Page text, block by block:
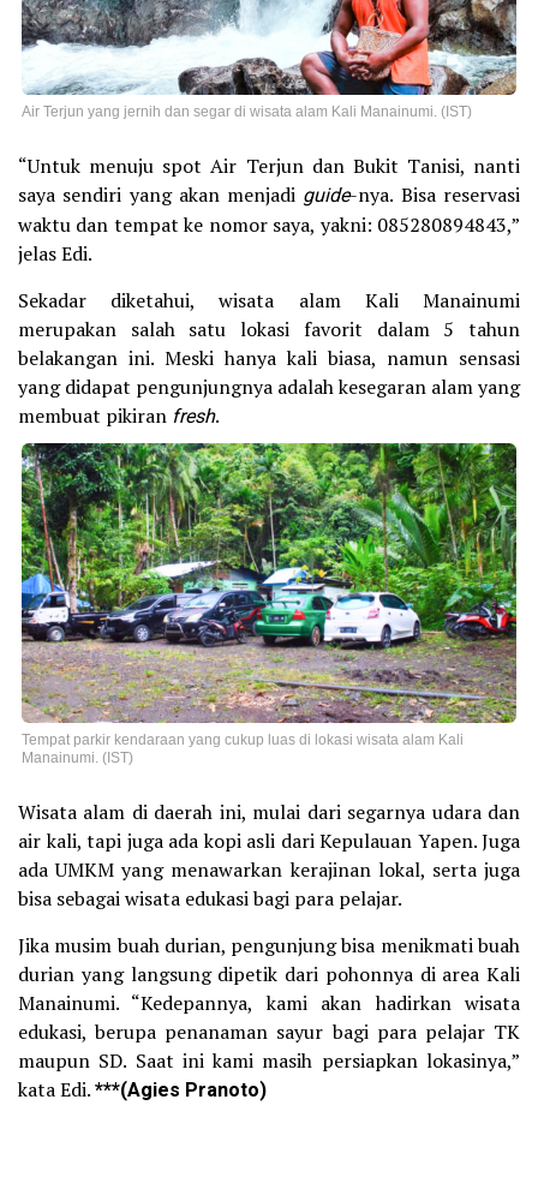
Air Terjun yang jernih dan segar di wisata alam Kali Manainumi. (IST)
“Untuk menuju spot Air Terjun dan Bukit Tanisi, nanti
saya sendiri yang akan menjadi guide-nya. Bisa reservasi
waktu dan tempat ke nomor saya, yakni: 085280894843,”
jelas Edi.
Sekadar diketahui, wisata alam Kali Manainumi
merupakan salah satu lokasi favorit dalam 5 tahun
belakangan ini. Meski hanya kali biasa, namun sensasi
yang didapat pengunjungnya adalah kesegaran alam yang
membuat pikiran fresh.
Tempat parkir kendaraan yang cukup luas di lokasi wisata alam Kali
Manainumi. (IST)
Wisata alam di daerah ini, mulai dari segarnya udara dan
air kali, tapi juga ada kopi asli dari Kepulauan Yapen. Juga
ada UMKM yang menawarkan kerajinan lokal, serta juga
bisa sebagai wisata edukasi bagi para pelajar.
Jika musim buah durian, pengunjung bisa menikmati buah
durian yang langsung dipetik dari pohonnya di area Kali
Manainumi. “Kedepannya, kami akan hadirkan wisata
edukasi, berupa penanaman sayur bagi para pelajar TK
maupun SD. Saat ini kami masih persiapkan lokasinya,”
kata Edi.***(Agies Pranoto)